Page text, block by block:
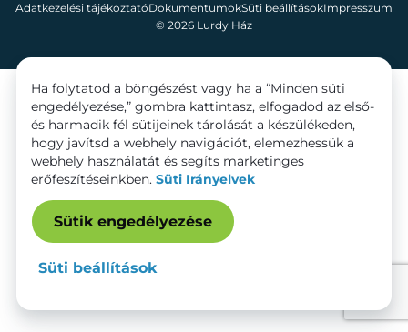
© 2026 Lurdy Ház
Adatkezelési tájékoztatóDokumentumokSüti beállításokImpresszum
Ha folytatod a böngészést vagy ha a “Minden süti
engedélyezése,” gombra kattintasz, elfogadod az első-
és harmadik fél sütijeinek tárolását a készülékeden,
hogy javítsd a webhely navigációt, elemezhessük a
webhely használatát és segíts marketinges
erőfeszítéseinkben. Süti Irányelvek
Sütik engedélyezése
Süti beállítások